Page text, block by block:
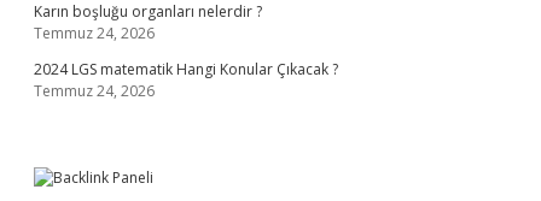
Karın boşluğu organları nelerdir ?
Temmuz 24, 2026
2024 LGS matematik Hangi Konular Çıkacak ?
Temmuz 24, 2026